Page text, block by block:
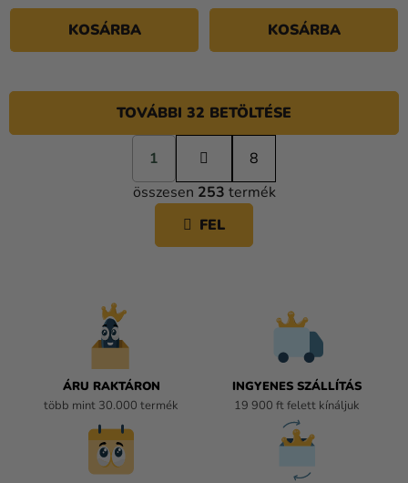
KOSÁRBA KOSÁRBA
L
I
S
T
TOVÁBBI 32 BETÖLTÉSE
L
a
p
o
á
s
1
8
összesen 253 termék
FEL
ÁRU RAKTÁRON
több mint 30.000 termék
INGYENES SZÁLLÍTÁS
19 900 ft felett kínáljuk